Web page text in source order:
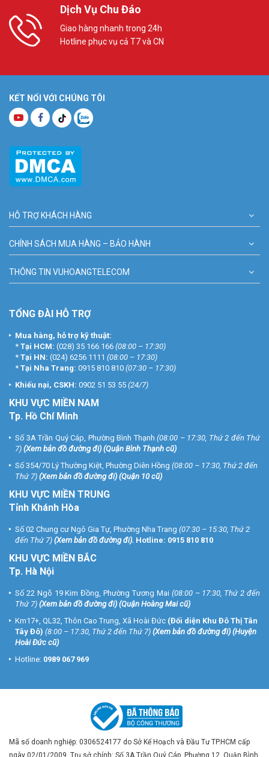
Dịch Vụ Chu Đáo
Giao hàng nhanh trong 24h
Hotline phục vụ cả T7 và CN
KẾT NỐI VỚI CHÚNG TÔI
HỖ TRỢ KHÁCH HÀNG
CHÍNH SÁCH MUA HÀNG – BẢO HÀNH
THÔNG TIN VUHOANGTELECOM
TỔNG ĐÀI HỖ TRỢ
Mua hàng, hỗ trợ kỹ thuật:
* Tại HCM: (028) 35 166 166 (08:00 – 17:30)
* Tại HN: (024) 6256 1111 (08:00 – 17:30)
* Tại Nha Trang: 0915 810 810 (07:30 – 17:30)
Khiếu nại, CSKH: 0902 51 53 55 (24/7)
KHU VỰC MIỀN NAM
Tp. Hồ Chí Minh
Số 3A Trần Quý Cáp, Phường Bình Thạnh (08:00 – 17:30, Thứ 2 đến Thứ
7) (Xem bản đồ đường đi) (Quận Bình Thạnh cũ)
Số 354/70 Lý Thường Kiệt, Phường Diên Hồng (08:00 – 17:30, Thứ 2 đến
Thứ 7) (Xem bản đồ đường đi) (Quận 10 cũ)
KHU VỰC MIỀN TRUNG
Tỉnh Khánh Hòa
Số 02 Chung cư Ngô Gia Tự, Phường Nha Trang (07:30 – 15:30, Thứ 2
đến Thứ 7) (Xem bản đồ đường đi). Hotline: 0915 810 810
KHU VỰC MIỀN BẮC
Tp. Hà Nội
Số 22 Ngõ 19 Kim Đồng, Phường Tương Mai (08:00 – 17:30, Thứ 2 đến
Thứ 7) (Xem bản đồ đường đi) (Quận Hoàng Mai cũ)
Km17+, QL32, Thôn Cao Trung, Xã Hoài Đức (Đối diện Khu Đô Thị Tân
Tây Đô) (8:00 – 17:30, Thứ 2 đến Thứ 7) (Xem bản đồ đường đi) (Huyện
Hoài Đức cũ)
Hotline: 0989 067 969
Mã số doanh nghiệp: 0306524177 do Sở Kế Hoạch và Đầu Tư TP.HCM cấp
ngày 02/01/2009. Trụ sở chính: Số 3A Trần Quý Cáp, Phường 12, Quận Bình